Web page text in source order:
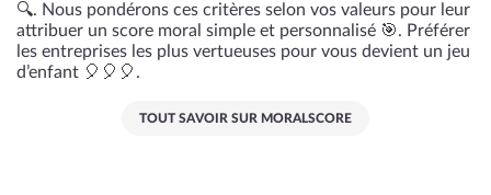
🔍. Nous pondérons ces critères selon vos valeurs pour leur
attribuer un score moral simple et personnalisé 🎯. Préférer
les entreprises les plus vertueuses pour vous devient un jeu
d’enfant 🎈🎈🎈.
TOUT SAVOIR SUR MORALSCORE